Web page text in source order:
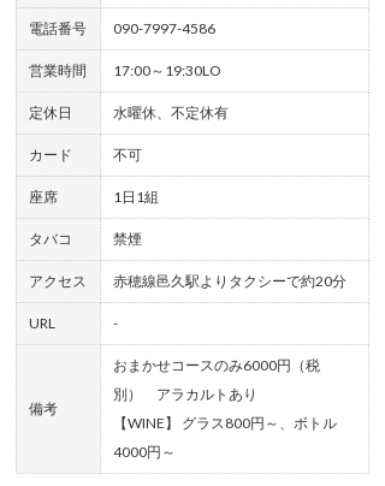
電話番号 090-7997-4586
営業時間 17:00～19:30LO
定休日 水曜休、不定休有
カード 不可
座席 1日1組
タバコ 禁煙
アクセス 赤穂線邑久駅よりタクシーで約20分
URL -
備考
おまかせコースのみ6000円（税
別） アラカルトあり
【WINE】 グラス800円～、ボトル
4000円～